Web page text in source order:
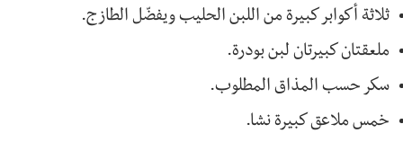
ثلاثة أكوابر كبيرة من اللبن الحليب ويفضّل الطازج.
ملعقتان كبيرتان لبن بودرة.
سكر حسب المذاق المطلوب.
خمس ملاعق كبيرة نشا.